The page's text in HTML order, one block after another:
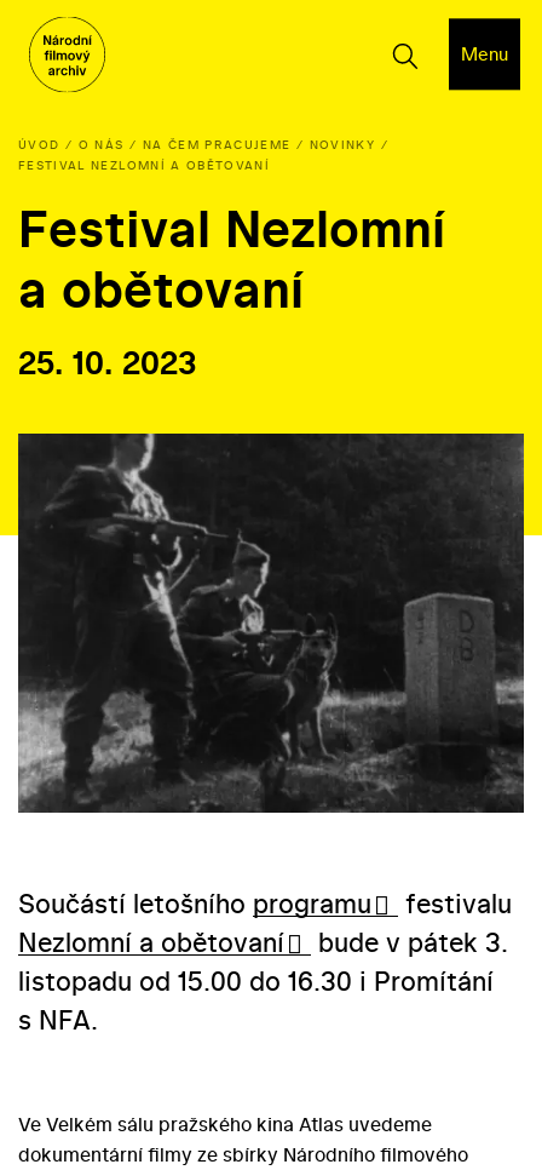
Menu
ÚVOD O NÁS NA ČEM PRACUJEME
NOVINKY
FESTIVAL NEZLOMNÍ A OBĚTOVANÍ
Festival Nezlomní
a obětovaní
25. 10. 2023
Součástí letošního programu
festivalu
Nezlomní a obětovaní
bude v pátek 3.
listopadu od 15.00 do 16.30 i Promítání
s NFA.
Ve Velkém sálu pražského kina Atlas uvedeme
dokumentární filmy ze sbírky Národního filmového